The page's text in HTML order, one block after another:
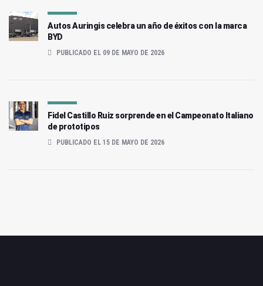
Autos Auringis celebra un año de éxitos con la marca
BYD
PUBLICADO EL 09 DE MAYO DE 2026
Fidel Castillo Ruiz sorprende en el Campeonato Italiano
de prototipos
PUBLICADO EL 15 DE MAYO DE 2026